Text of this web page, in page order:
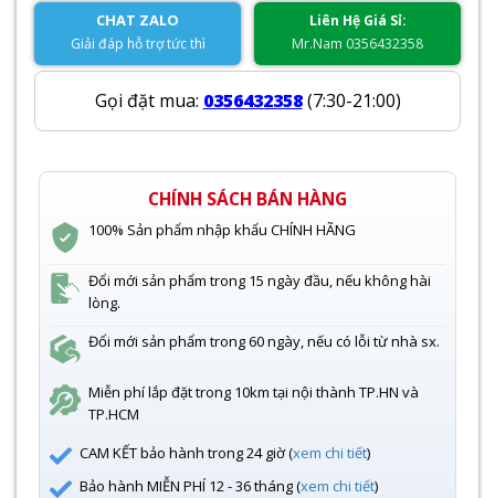
CHAT ZALO
Giải đáp hỗ trợ tức thì
Liên Hệ Giá Sỉ:
Mr.Nam 0356432358
Gọi đặt mua: 0356432358(7:30-21:00)
CHÍNH SÁCH BÁN HÀNG
100% Sản phẩm nhập khẩu CHÍNH HÃNG
Đổi mới sản phẩm trong 15 ngày đầu, nếu không hài
lòng.
Đổi mới sản phẩm trong 60 ngày, nếu có lỗi từ nhà sx.
Miễn phí lắp đặt trong 10km tại nội thành TP.HN và
TP.HCM
CAM KẾT bảo hành trong 24 giờ (xem chi tiết)
Bảo hành MIỄN PHÍ 12 - 36 tháng (xem chi tiết)